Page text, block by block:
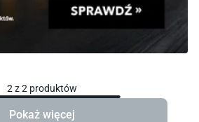
2 z2 produktów
Pokaż więcej